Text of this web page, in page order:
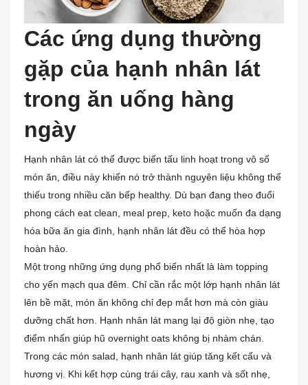
Các ứng dụng thường
gặp của hạnh nhân lát
trong ăn uống hàng
ngày
Hạnh nhân lát có thể được biến tấu linh hoạt trong vô số
món ăn, điều này khiến nó trở thành nguyên liệu không thể
thiếu trong nhiều căn bếp healthy. Dù bạn đang theo đuổi
phong cách eat clean, meal prep, keto hoặc muốn đa dạng
hóa bữa ăn gia đình, hạnh nhân lát đều có thể hòa hợp
hoàn hảo.
Một trong những ứng dụng phổ biến nhất là làm topping
cho yến mạch qua đêm. Chỉ cần rắc một lớp hạnh nhân lát
lên bề mặt, món ăn không chỉ đẹp mắt hơn mà còn giàu
dưỡng chất hơn. Hạnh nhân lát mang lại độ giòn nhẹ, tạo
điểm nhấn giúp hũ overnight oats không bị nhàm chán.
Trong các món salad, hạnh nhân lát giúp tăng kết cấu và
hương vị. Khi kết hợp cùng trái cây, rau xanh và sốt nhẹ,